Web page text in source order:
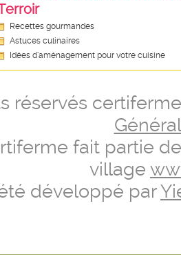
Recettes gourmandes
Astuces culinaires
Idées d’aménagement pour votre cuisine
réservés
fait partie
village
développé par